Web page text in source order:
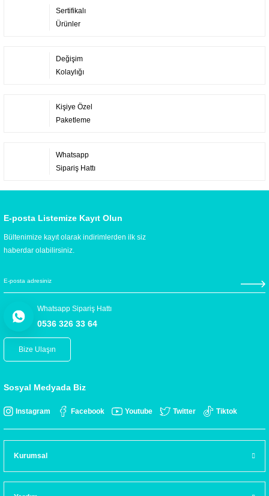
Sertifikalı
Ürünler
Değişim
Kolaylığı
Kişiye Özel
Paketleme
Whatsapp
Sipariş Hattı
E-posta Listemize Kayıt Olun
Bültenimize kayıt olarak indirimlerden ilk siz
haberdar olabilirsiniz.
Whatsapp Sipariş Hattı
0536 326 33 64
Bize Ulaşın
Sosyal Medyada Biz
Instagram Facebook Youtube Twitter Tiktok
Kurumsal